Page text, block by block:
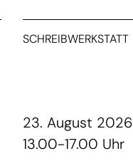
SCHREIBWERKSTATT
23. August 2026
13.00-17.00 Uhr